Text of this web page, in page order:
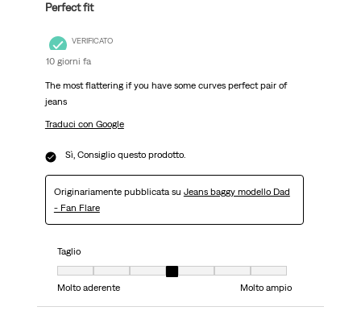
Perfect fit
VERIFICATO
10 giorni fa
The most flattering if you have some curves perfect pair of
jeans
Traduci con Google
Sì, Consiglio questo prodotto.
Originariamente pubblicata su Jeans baggy modello Dad
- Fan Flare
Taglio
Taglio, 4 su 7, dove 1 è uguale a Molto aderente e 7 è uguale a Molto
Molto aderente
Molto ampio